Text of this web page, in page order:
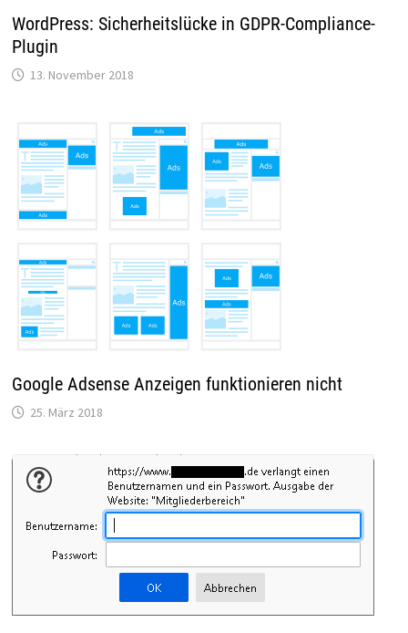
WordPress: Sicherheitslücke in GDPR-Compliance-
Plugin
13. November 2018
Google Adsense Anzeigen funktionieren nicht
25. März 2018